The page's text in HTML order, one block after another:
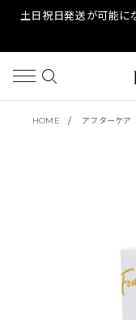
土日祝日発送が可能
HOME アフターケア